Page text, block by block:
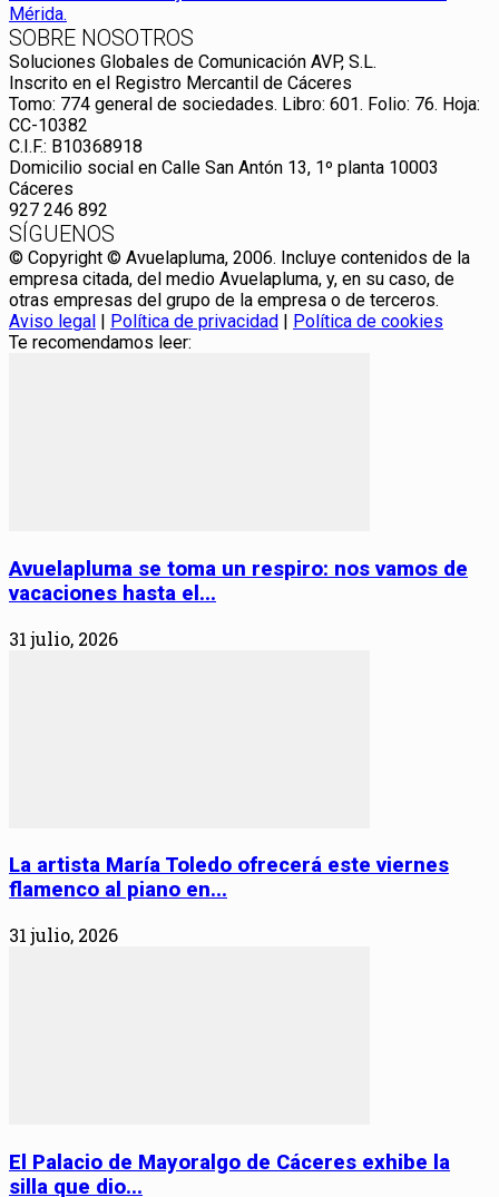
SOBRE NOSOTROS
Soluciones Globales de Comunicación AVP, S.L.
Inscrito en el Registro Mercantil de Cáceres
Tomo: 774 general de sociedades. Libro: 601. Folio: 76. Hoja:
CC-10382
C.I.F.: B10368918
Domicilio social en Calle San Antón 13, 1º planta 10003
Cáceres
927 246 892
SÍGUENOS
© Copyright © Avuelapluma, 2006. Incluye contenidos de la
empresa citada, del medio Avuelapluma, y, en su caso, de
otras empresas del grupo de la empresa o de terceros.
Aviso legal
Política de privacidad
Política de cookies
Te recomendamos leer:
Avuelapluma se toma un respiro: nos vamos de
vacaciones hasta el...
31 julio, 2026
La artista María Toledo ofrecerá este viernes
flamenco al piano en...
31 julio, 2026
El Palacio de Mayoralgo de Cáceres exhibe la
silla que dio...